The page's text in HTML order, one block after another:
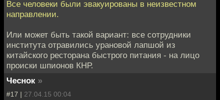
Все человеки были эвакуированы в неизвестном
направлении.
Или может быть такой вариант: все сотрудники
института отравились урановой лапшой из
китайского ресторана быстрого питания - на лицо
происки шпионов КНР.
Чеснок »
#17 | 27.04.15 00:04